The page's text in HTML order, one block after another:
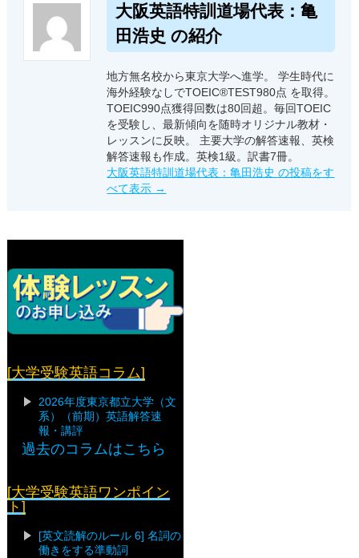
大阪英語特訓道場代表：亀
田浩史 の紹介
地方無名校から東京大学へ進学。 学生時代に
海外経験なしでTOEIC®TEST980点 を取得。
TOEIC990点獲得回数は80回超。毎回TOEIC
を受験し、最新傾向を随時オリジナル教材・
レッスンに反映。 主要大学の解答速報、英検
解答速報も作成。英検1級。訳書7冊。
大阪英語特訓道場代表：亀田浩史 の投稿をす
べて表示 →
[大学受験英語コラム]
2026年度東京都立大学（文
系）（前期）英語解答速
報・講評
過去のコラムはこちら
[大学受験英語ワンポイン
ト]
[英文読解のルール 6] 名詞の
働きをする準動詞